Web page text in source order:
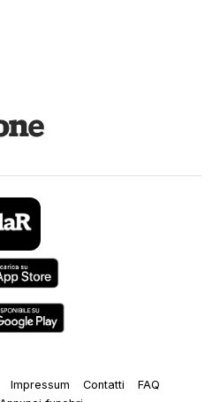
Impressum Contatti
FAQ